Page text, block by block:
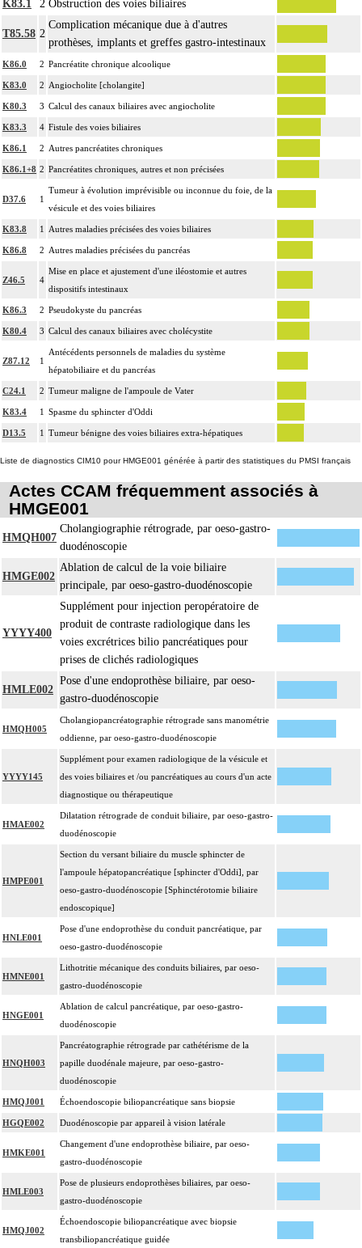
K83.1 2 Obstruction des voies biliaires
T85.58 2
Complication mécanique due à d'autres
prothèses, implants et greffes gastro-intestinaux
K86.0 2 Pancréatite chronique alcoolique
K83.0 2 Angiocholite [cholangite]
K80.3 3 Calcul des canaux biliaires avec angiocholite
K83.3 4 Fistule des voies biliaires
K86.1 2 Autres pancréatites chroniques
K86.1+8 2 Pancréatites chroniques, autres et non précisées
D37.6 1
Tumeur à évolution imprévisible ou inconnue du foie, de la
vésicule et des voies biliaires
K83.8 1 Autres maladies précisées des voies biliaires
K86.8 2 Autres maladies précisées du pancréas
Z46.5 4
Mise en place et ajustement d'une iléostomie et autres
dispositifs intestinaux
K86.3 2 Pseudokyste du pancréas
K80.4 3 Calcul des canaux biliaires avec cholécystite
Z87.12 1
Antécédents personnels de maladies du système
hépatobiliaire et du pancréas
C24.1 2 Tumeur maligne de l'ampoule de Vater
K83.4 1 Spasme du sphincter d'Oddi
D13.5 1 Tumeur bénigne des voies biliaires extra-hépatiques
Liste de diagnostics CIM10 pour HMGE001 générée à partir des statistiques du PMSI français
Actes CCAM fréquemment associés à
HMGE001
HMQH007
Cholangiographie rétrograde, par oeso-gastro-
duodénoscopie
HMGE002
Ablation de calcul de la voie biliaire
principale, par oeso-gastro-duodénoscopie
YYYY400
Supplément pour injection peropératoire de
produit de contraste radiologique dans les
voies excrétrices bilio pancréatiques pour
prises de clichés radiologiques
HMLE002
Pose d'une endoprothèse biliaire, par oeso-
gastro-duodénoscopie
HMQH005
Cholangiopancréatographie rétrograde sans manométrie
oddienne, par oeso-gastro-duodénoscopie
YYYY145
Supplément pour examen radiologique de la vésicule et
des voies biliaires et /ou pancréatiques au cours d'un acte
diagnostique ou thérapeutique
HMAE002
Dilatation rétrograde de conduit biliaire, par oeso-gastro-
duodénoscopie
HMPE001
Section du versant biliaire du muscle sphincter de
l'ampoule hépatopancréatique [sphincter d'Oddi], par
oeso-gastro-duodénoscopie [Sphinctérotomie biliaire
endoscopique]
HNLE001
Pose d'une endoprothèse du conduit pancréatique, par
oeso-gastro-duodénoscopie
HMNE001
Lithotritie mécanique des conduits biliaires, par oeso-
gastro-duodénoscopie
HNGE001
Ablation de calcul pancréatique, par oeso-gastro-
duodénoscopie
HNQH003
Pancréatographie rétrograde par cathétérisme de la
papille duodénale majeure, par oeso-gastro-
duodénoscopie
HMQJ001 Échoendoscopie biliopancréatique sans biopsie
HGQE002 Duodénoscopie par appareil à vision latérale
HMKE001
Changement d'une endoprothèse biliaire, par oeso-
gastro-duodénoscopie
HMLE003
Pose de plusieurs endoprothèses biliaires, par oeso-
gastro-duodénoscopie
HMQJ002
Échoendoscopie biliopancréatique avec biopsie
transbiliopancréatique guidée